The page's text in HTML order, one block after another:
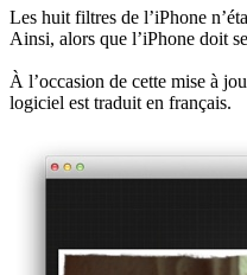
Les huit filtres de l’iPhone
Ainsi, alors que l’iPhone doit
À l’occasion de cette mise à
logiciel est traduit en français.